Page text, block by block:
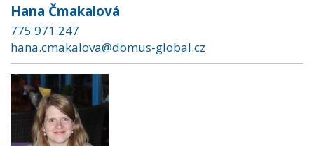
Hana Čmakalová
775 971 247
hana.cmakalova@domus-global.cz